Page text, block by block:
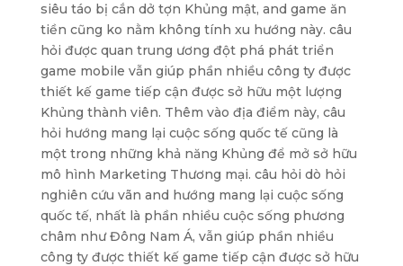
siêu táo bị cắn dở tợn Khủng mật, and game ăn
tiền cũng ko nằm không tính xu hướng này. câu
hỏi được quan trung ương đột phá phát triển
game mobile vẫn giúp phần nhiều công ty được
thiết kế game tiếp cận được sở hữu một lượng
Khủng thành viên. Thêm vào địa điểm này, câu
hỏi hướng mang lại cuộc sống quốc tế cũng là
một trong những khả năng Khủng để mở sở hữu
mô hình Marketing Thương mại. câu hỏi dò hỏi
nghiên cứu vãn and hướng mang lại cuộc sống
quốc tế, nhất là phần nhiều cuộc sống phương
châm như Đông Nam Á, vẫn giúp phần nhiều
công ty được thiết kế game tiếp cận được sở hữu